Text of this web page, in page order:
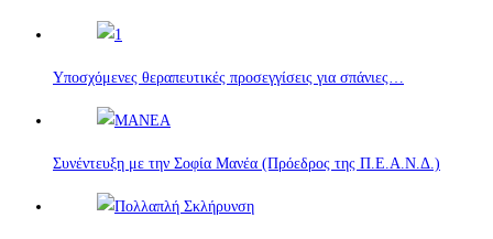
Υποσχόμενες θεραπευτικές προσεγγίσεις για σπάνιες…
Συνέντευξη με την Σοφία Μανέα (Πρόεδρος της Π.Ε.Α.Ν.Δ.)